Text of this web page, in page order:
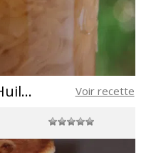
Confiture d’oignon à l’Huile d’Olive Voir recette